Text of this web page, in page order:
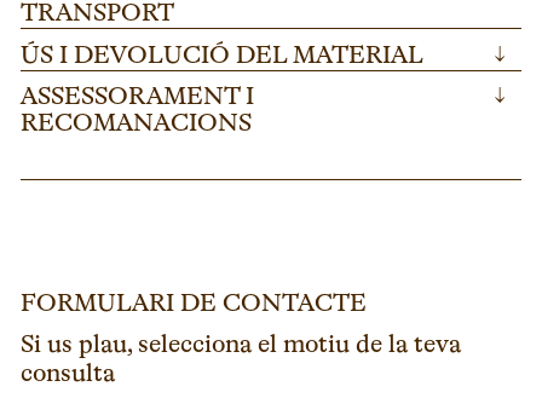
TRANSPORT
ÚS I DEVOLUCIÓ DEL MATERIAL
↓
ASSESSORAMENT I
RECOMANACIONS
↓
FORMULARI DE CONTACTE
Si us plau, selecciona el motiu de la teva
consulta